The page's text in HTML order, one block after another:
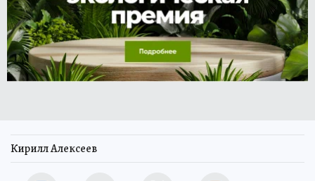
Кирилл Алексеев